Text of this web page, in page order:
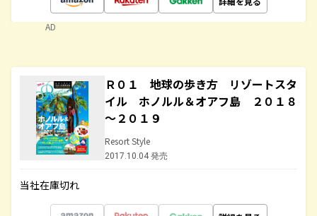
AD
Ｒ０１ 地球の歩き方 リゾートスタ
イル ホノルル＆オアフ島 ２０１８
～２０１９
Resort Style
2017.10.04 発売
当社在庫切れ